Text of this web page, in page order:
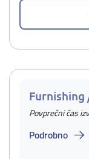
Furnishing
Povprečni čas
Podrobno